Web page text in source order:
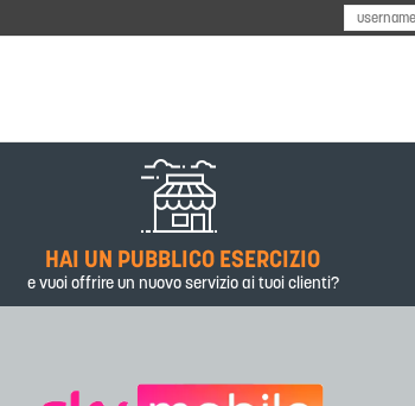
HAI UN PUBBLICO ESERCIZIO
e vuoi offrire un nuovo servizio ai tuoi clienti?